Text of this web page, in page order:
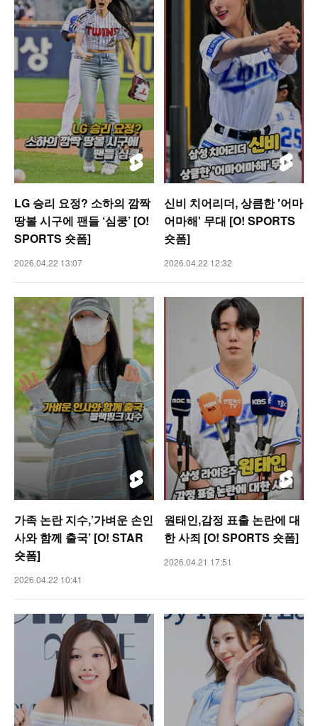
LG 승리 요정? 소하의 깜짝
땅볼 시구에 팬들 ‘심쿵’ [O!
SPORTS 숏폼]
2026.04.22 13:07
신비 치어리더, 상큼한 '어마
어마해' 무대 [O! SPORTS
숏폼]
2026.04.22 12:32
가족 논란 지수,’가벼운 손인
사와 함께 출국’ [O! STAR
숏폼]
2026.04.22 10:41
원태인,감정 표출 논란에 대
한 사죄 [O! SPORTS 숏폼]
2026.04.21 17:51